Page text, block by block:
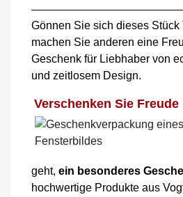
Gönnen Sie sich dieses Stück
machen Sie anderen eine
Geschenk für Liebhaber von
und zeitlosem Design.
Verschenken Sie Freude
geht, ein besonderes
hochwertige Produkte aus